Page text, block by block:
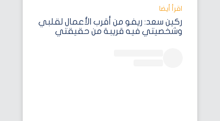
اقرأ أيضا‎
ركين سعد: ريفو من أقرب الأعمال لقلبي
وشخصيتي فيه قريبة من حقيقتي